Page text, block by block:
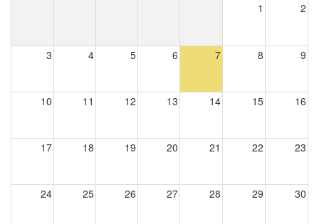
1
2
3 4 5 6 7 8 9
10 11 12 13 14 15 16
17 18 19 20 21 22 23
24 25 26 27 28 29 30